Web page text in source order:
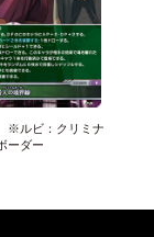
※ルビ：クリミナ
ーダー